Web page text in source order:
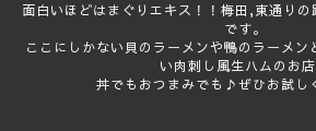
面白いほどはまぐりエキス！！梅田,東通り
です。
ここにしかない貝のラーメンや鴨のラーメン
い肉刺し風生ハムのお
丼でもおつまみでも♪ぜひお試し